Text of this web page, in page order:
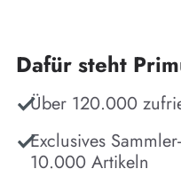
Dafür steht
Über 120.000
Exclusives
10.000 Artikeln